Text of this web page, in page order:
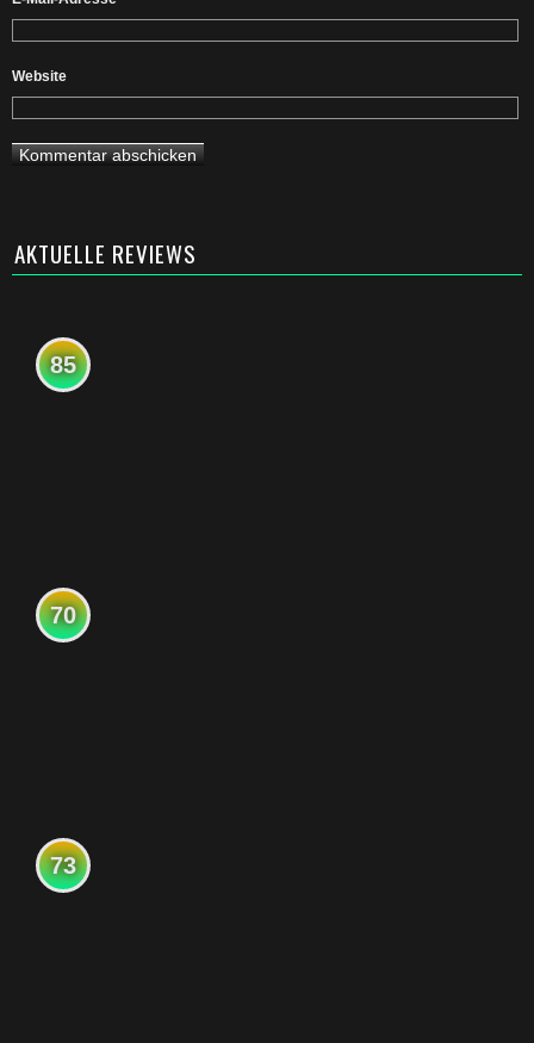
Website
AKTUELLE REVIEWS
85
70
73